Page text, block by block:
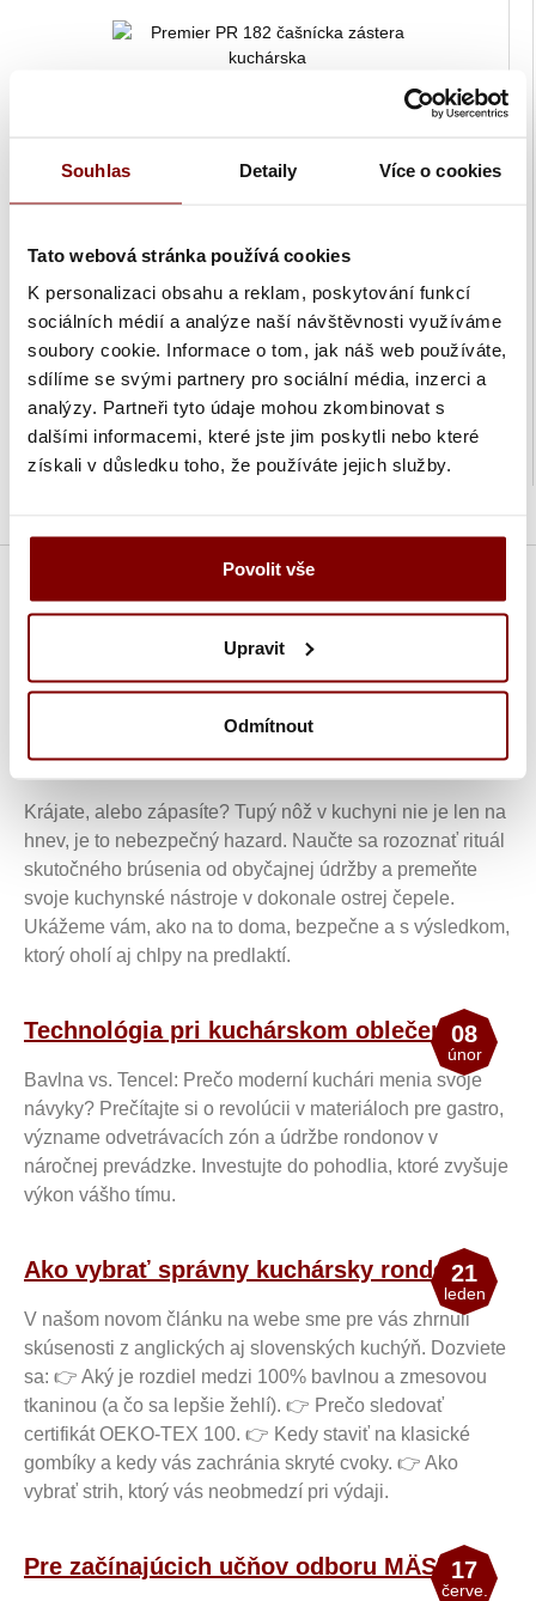
Souhlas Detaily Více o cookies
Tato webová stránka používá cookies
K personalizaci obsahu a reklam, poskytování funkcí
sociálních médií a analýze naší návštěvnosti využíváme
soubory cookie. Informace o tom, jak náš web používáte,
sdílíme se svými partnery pro sociální média, inzerci a
analýzy. Partneři tyto údaje mohou zkombinovat s
dalšími informacemi, které jste jim poskytli nebo které
získali v důsledku toho, že používáte jejich služby.
Povolit vše
Upravit
Odmítnout
Skladom
Premier PR 182 čašnícka zástera kuchárska "Clip'n'Clasp"
pánska dámska čierna
19,88 € bez DPH
Cena:24,45 €s DPH
Aktuality Zobraziť všetko
Domáce brúsenie nožov: Ako nôž nabrúsiť
a nezničiť.
Krájate, alebo zápasíte? Tupý nôž v kuchyni nie je len na
hnev, je to nebezpečný hazard. Naučte sa rozoznať rituál
skutočného brúsenia od obyčajnej údržby a premeňte
svoje kuchynské nástroje v dokonale ostrej čepele.
Ukážeme vám, ako na to doma, bezpečne a s výsledkom,
ktorý oholí aj chlpy na predlaktí.
08
únor
Technológia pri kuchárskom oblečení
Bavlna vs. Tencel: Prečo moderní kuchári menia svoje
návyky? Prečítajte si o revolúcii v materiáloch pre gastro,
význame odvetrávacích zón a údržbe rondonov v
náročnej prevádzke. Investujte do pohodlia, ktoré zvyšuje
výkon vášho tímu.
21
leden
Ako vybrať správny kuchársky rondon?!
V našom novom článku na webe sme pre vás zhrnuli
skúsenosti z anglických aj slovenských kuchýň. Dozviete
sa: 👉 Aký je rozdiel medzi 100% bavlnou a zmesovou
tkaninou (a čo sa lepšie žehlí). 👉 Prečo sledovať
certifikát OEKO-TEX 100. 👉 Kedy staviť na klasické
gombíky a kedy vás zachránia skryté cvoky. 👉 Ako
vybrať strih, ktorý vás neobmedzí pri výdaji.
17
červe.
Pre začínajúcich učňov odboru MÄSIAR